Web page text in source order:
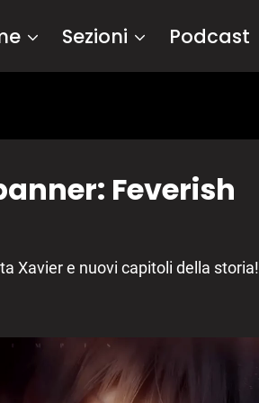
Sezioni Podcast
Feverish
Xavier e nuovi capitoli della storia!